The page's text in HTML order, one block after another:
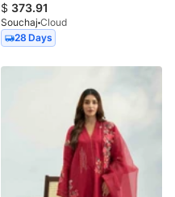
$ 373.91
Souchaj Cloud
28 Days